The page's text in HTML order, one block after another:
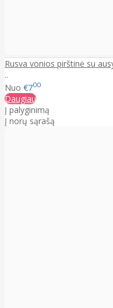
Rusva vonios pirštinė su
..
Nuo €700
Daugiau
Į palyginimą
Į norų sąrašą